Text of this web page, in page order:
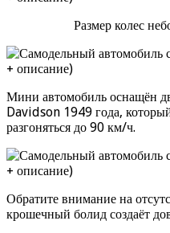
Размер колес
Мини автомобиль оснащён
Davidson 1949 года,
разгоняться до 90 км/ч.
Обратите внимание на
крошечный болид создаёт